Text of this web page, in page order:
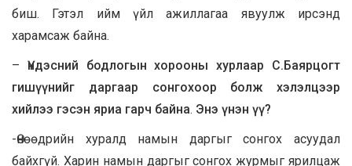
биш. Гэтэл ийм үйл ажиллагаа явуулж ирсэнд
харамсаж байна.
– Үндэсний бодлогын хорооны хурлаар С.Баярцогт
гишүүнийг даргаар сонгохоор болж хэлэлцээр
хийлээ гэсэн яриа гарч байна. Энэ үнэн үү?
-Өнөөдрийн хуралд намын даргыг сонгох асуудал
байхгүй. Харин намын даргыг сонгох журмыг ярилцаж